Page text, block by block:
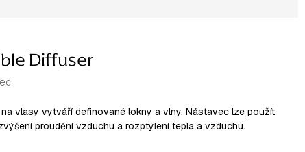
Diffuser
vlasy vytváří definované lokny a vlny. Nástavec lze použít
proudění vzduchu a rozptýlení tepla a vzduchu.